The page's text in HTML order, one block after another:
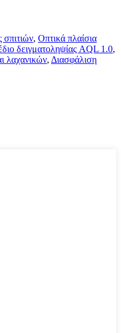
, Οπτικά πλαίσια
δειγματοληψίας AQL 1.0,
λαχανικών, Διασφάλιση